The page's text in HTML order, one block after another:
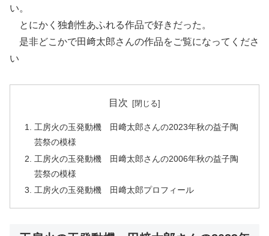
い。
とにかく独創性あふれる作品で好きだった。
是非どこかで田﨑太郎さんの作品をご覧になってくださ
い
目次
工房火の玉発動機 田﨑太郎さんの2023年秋の益子陶
芸祭の模様
工房火の玉発動機 田﨑太郎さんの2006年秋の益子陶
芸祭の模様
工房火の玉発動機 田﨑太郎プロフィール